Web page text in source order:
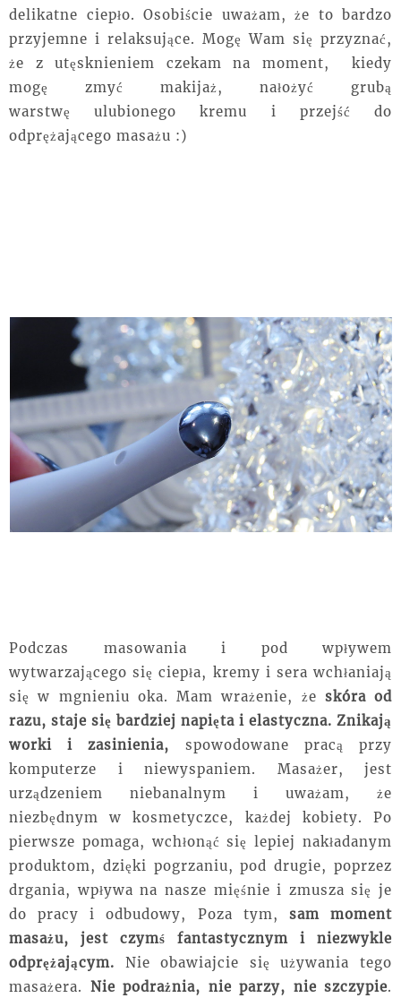
delikatne ciepło. Osobiście uważam, że to bardzo
przyjemne i relaksujące. Mogę Wam się przyznać,
że z utęsknieniem czekam na moment, kiedy
mogę
zmyć makijaż, nałożyć grubą
warstwę
ulubionego kremu i przejść do
odprężającego masażu :)
Podczas masowania i pod wpływem
wytwarzającego się ciepła, kremy i sera wchłaniają
się w mgnieniu oka. Mam wrażenie, że skóra od
razu, staje się bardziej napięta i elastyczna. Znikają
worki i zasinienia, spowodowane pracą przy
komputerze i niewyspaniem. Masażer, jest
urządzeniem niebanalnym i uważam, że
niezbędnym w kosmetyczce, każdej kobiety. Po
pierwsze pomaga, wchłonąć się lepiej nakładanym
produktom, dzięki pogrzaniu, pod drugie, poprzez
drgania, wpływa na nasze mięśnie i zmusza się je
do pracy i odbudowy, Poza tym, sam moment
masażu, jest czymś fantastycznym i niezwykle
odprężającym. Nie obawiajcie się używania tego
masażera. Nie podrażnia, nie parzy, nie szczypie.